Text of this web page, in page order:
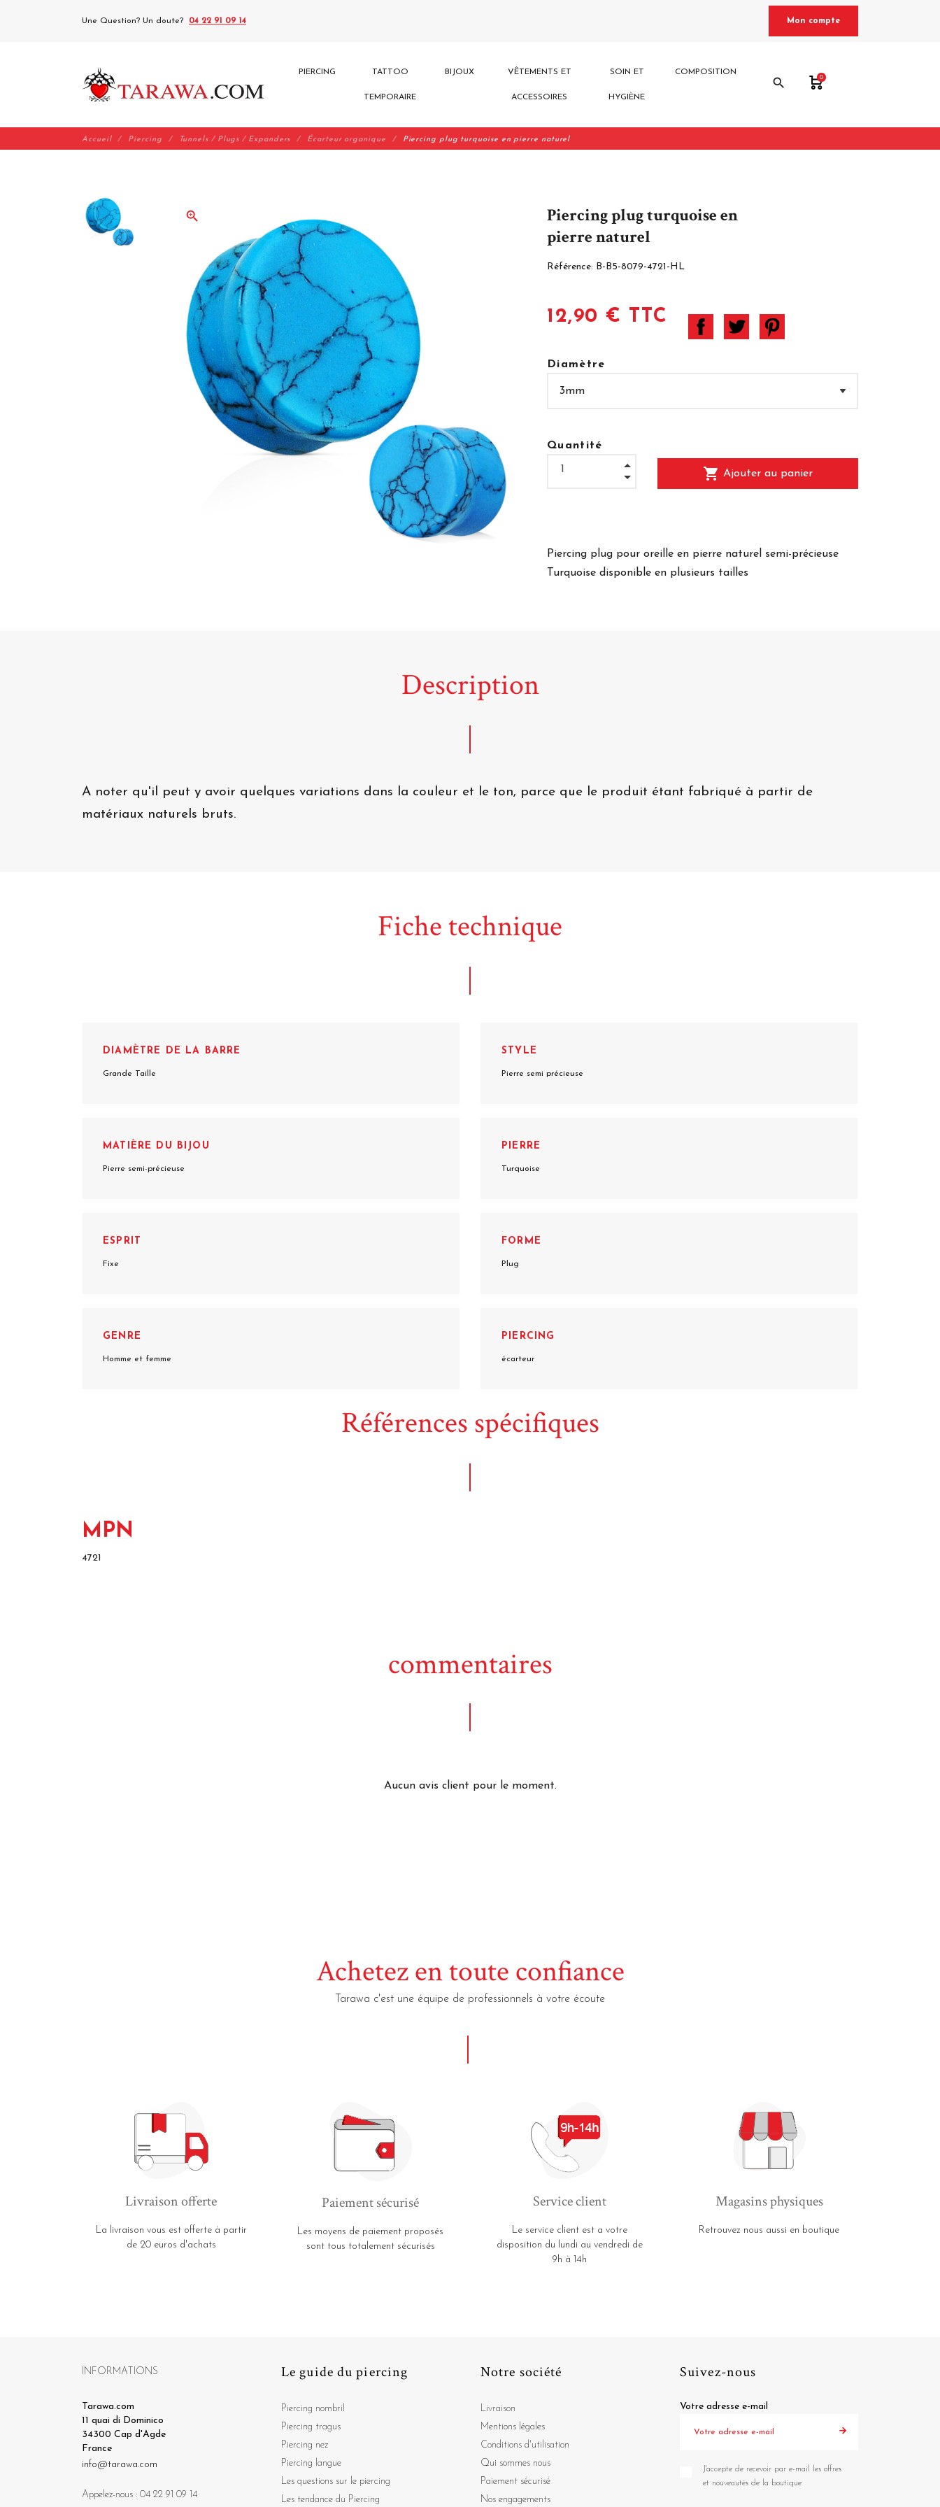
Une Question? Un doute? 04 22 91 09 14 Mon compte
PIERCING TATTOO
TEMPORAIRE
BIJOUX VÊTEMENTS ET
ACCESSOIRES
SOIN ET
HYGIÈNE
COMPOSITION
search 0
Accueil Piercing Tunnels / Plugs / Expanders Écarteur organique Piercing plug turquoise en pierre naturel
zoom_in
Piercing plug turquoise en
pierre naturel
Référence: B-B5-8079-4721-HL
12,90 € TTC
Diamètre
Quantité
shopping_cart Ajouter au panier
Piercing plug pour oreille en pierre naturel semi-précieuse
Turquoise disponible en plusieurs tailles
Description
A noter qu'il peut y avoir quelques variations dans la couleur et le ton, parce que le produit étant fabriqué à partir de
matériaux naturels bruts.
Fiche technique
DIAMÈTRE DE LA BARRE
Grande Taille
STYLE
Pierre semi précieuse
MATIÈRE DU BIJOU
Pierre semi-précieuse
PIERRE
Turquoise
ESPRIT
Fixe
FORME
Plug
GENRE
Homme et femme
PIERCING
écarteur
Références spécifiques
MPN
4721
commentaires
Aucun avis client pour le moment.
Achetez en toute confiance
Tarawa c'est une équipe de professionnels à votre écoute
Livraison offerte
La livraison vous est offerte à partir
de 20 euros d'achats
Paiement sécurisé
Les moyens de paiement proposés
sont tous totalement sécurisés
Service client
Le service client est a votre
disposition du lundi au vendredi de
9h à 14h
Magasins physiques
Retrouvez nous aussi en boutique
INFORMATIONS
Tarawa.com
11 quai di Dominico
34300 Cap d'Agde
France
info@tarawa.com
Appelez-nous : 04 22 91 09 14
Le guide du piercing
Piercing nombril
Piercing tragus
Piercing nez
Piercing langue
Les questions sur le piercing
Les tendance du Piercing
Notre société
Livraison
Mentions légales
Conditions d'utilisation
Qui sommes nous
Paiement sécurisé
Nos engagements
Suivez-nous
Votre adresse e-mail
J'accepte de recevoir par e-mail les offres
et nouveautés de la boutique